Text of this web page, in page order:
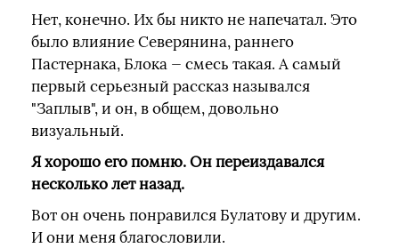
Нет, конечно. Их бы никто не напечатал. Это
было влияние Северянина, раннего
Пастернака, Блока — смесь такая. А самый
первый серьезный рассказ назывался
"Заплыв", и он, в общем, довольно
визуальный.
Я хорошо его помню. Он переиздавался
несколько лет назад.
Вот он очень понравился Булатову и другим.
И они меня благословили.